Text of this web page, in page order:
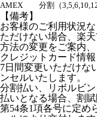
AMEX
分割（
【備考】
お客様のご利用状況
ただけない場合、楽
方法の変更をご案内
クレジットカード情
7日間変更いただけな
ンセルいたします。
分割払い、リボルビ
払いとなる場合、割
第54条1項各号に定め